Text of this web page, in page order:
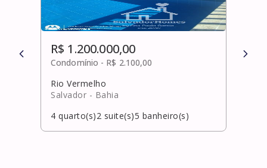
R$ 1.200.000,00
Condomínio - R$ 2.100,00
Rio Vermelho
Salvador - Bahia
4 quarto(s)2 suite(s)5 banheiro(s)
R$